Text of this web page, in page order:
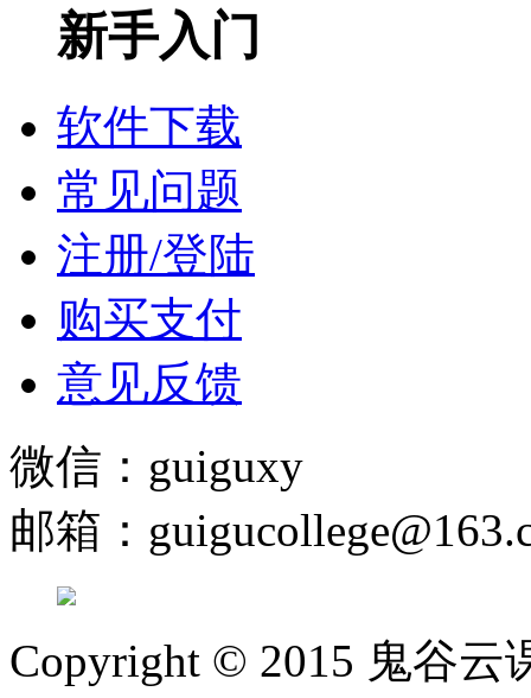
新手入门
软件下载
常见问题
注册/登陆
购买支付
意见反馈
微信：guiguxy
邮箱：
Copyright © 2015 鬼谷